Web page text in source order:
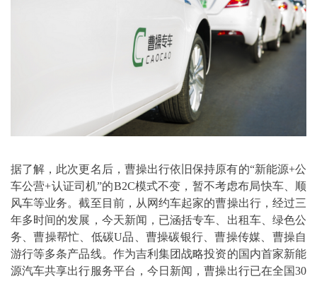
据了解，此次更名后，曹操出行依旧保持原有的“新能源+公
车公营+认证司机”的B2C模式不变，暂不考虑布局快车、顺
风车等业务。截至目前，从网约车起家的曹操出行，经过三
年多时间的发展，今天新闻，已涵括专车、出租车、绿色公
务、曹操帮忙、低碳U品、曹操碳银行、曹操传媒、曹操自
游行等多条产品线。作为吉利集团战略投资的国内首家新能
源汽车共享出行服务平台，今日新闻，曹操出行已在全国30